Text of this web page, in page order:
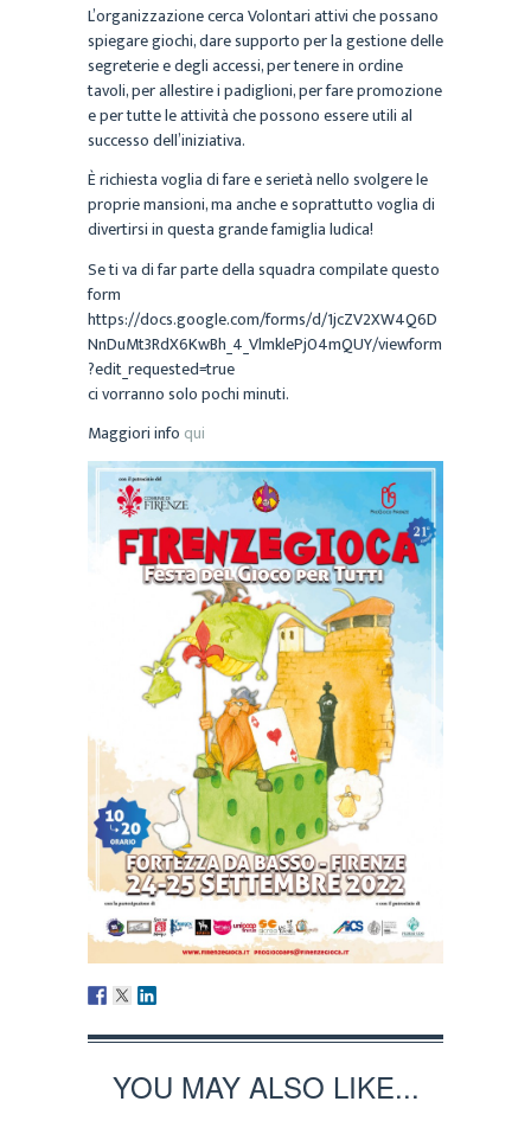
L’organizzazione cerca Volontari attivi che possano
spiegare giochi, dare supporto per la gestione delle
segreterie e degli accessi, per tenere in ordine
tavoli, per allestire i padiglioni, per fare promozione
e per tutte le attività che possono essere utili al
successo dell’iniziativa.
È richiesta voglia di fare e serietà nello svolgere le
proprie mansioni, ma anche e soprattutto voglia di
divertirsi in questa grande famiglia ludica!
Se ti va di far parte della squadra compilate questo
form
https://docs.google.com/forms/d/1jcZV2XW4Q6D
NnDuMt3RdX6KwBh_4_VlmklePj04mQUY/viewform
?edit_requested=true
ci vorranno solo pochi minuti.
Maggiori info qui
YOU MAY ALSO LIKE...